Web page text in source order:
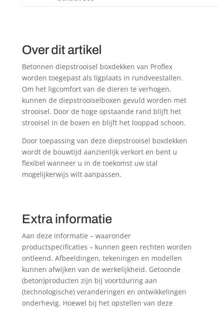
Over dit artikel
Betonnen diepstrooisel boxdekken van Proflex
worden toegepast als ligplaats in rundveestallen.
Om het ligcomfort van de dieren te verhogen,
kunnen de diepstrooiselboxen gevuld worden met
strooisel. Door de hoge opstaande rand blijft het
strooisel in de boxen en blijft het looppad schoon.
Door toepassing van deze diepstrooisel boxdekken
wordt de bouwtijd aanzienlijk verkort en bent u
flexibel wanneer u in de toekomst uw stal
mogelijkerwijs wilt aanpassen.
Extra informatie
Aan deze informatie – waaronder
productspecificaties – kunnen geen rechten worden
ontleend. Afbeeldingen, tekeningen en modellen
kunnen afwijken van de werkelijkheid. Getoonde
(beton)producten zijn bij voortduring aan
(technologische) veranderingen en ontwikkelingen
onderhevig. Hoewel bij het opstellen van deze